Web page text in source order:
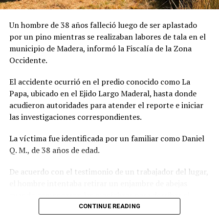
Un hombre de 38 años falleció luego de ser aplastado
por un pino mientras se realizaban labores de tala en el
municipio de Madera, informó la Fiscalía de la Zona
Occidente.
El accidente ocurrió en el predio conocido como La
Papa, ubicado en el Ejido Largo Maderal, hasta donde
acudieron autoridades para atender el reporte e iniciar
las investigaciones correspondientes.
La víctima fue identificada por un familiar como Daniel
Q. M., de 38 años de edad.
De acuerdo con el testimonio de un trabajador del lugar,
árbol con una motosierra. Sin embargo, no alcanzó a
CONTINUE READING